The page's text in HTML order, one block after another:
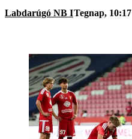
Labdarúgó NB ITegnap, 10:17